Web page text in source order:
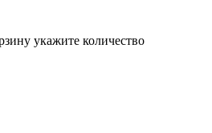
укажите количество